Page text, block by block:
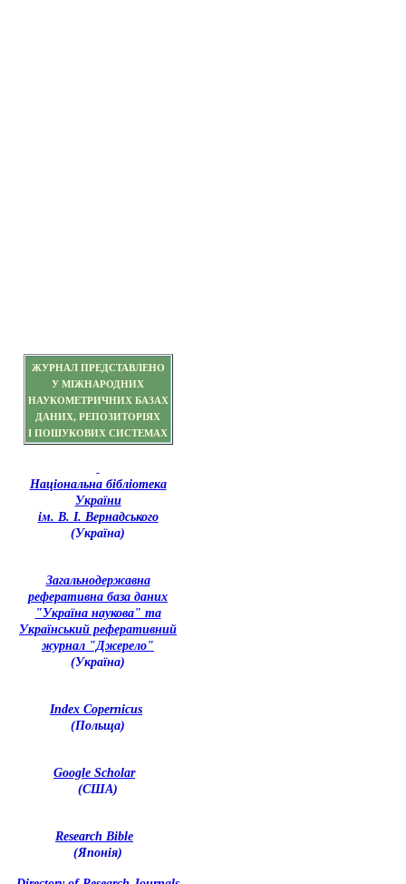
ЖУРНАЛ ПРЕДСТАВЛЕНО
У МІЖНАРОДНИХ
НАУКОМЕТРИЧНИХ БАЗАХ
ДАНИХ, РЕПОЗИТОРІЯХ
І ПОШУКОВИХ СИСТЕМАХ
Національна бібліотека
України
ім. В. І. Вернадського
(Україна)
Загальнодержавна
реферативна база даних
"Україна наукова" та
Український реферативний
журнал "Джерело"
(Україна)
Index Copernicus
(Польща)
Google Scholar
(США)
Research Bible
(Японія)